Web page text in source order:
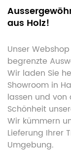
aus Holz!
Unser
begrenzte
Wir laden Sie
Showroom in
lassen und
Schönheit
Wir kümmern
Lieferung Ihrer
Umgebung.